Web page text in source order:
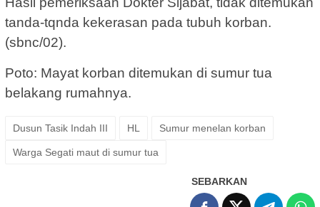
tanda-tqnda kekerasan pada tubuh korban.
(sbnc/02).
Poto: Mayat korban ditemukan di sumur tua
belakang rumahnya.
Dusun Tasik Indah III HL Sumur menelan korban
Warga Segati maut di sumur tua
SEBARKAN